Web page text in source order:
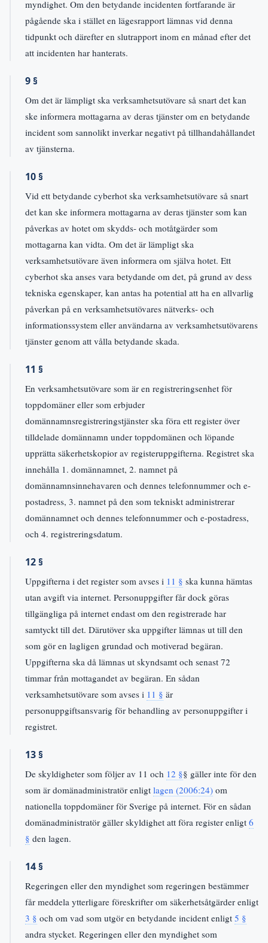
myndighet. Om den betydande incidenten fortfarande är
pågående ska i stället en lägesrapport lämnas vid denna
tidpunkt och därefter en slutrapport inom en månad efter det
att incidenten har hanterats.
9 §
Om det är lämpligt ska verksamhetsutövare så snart det kan
ske informera mottagarna av deras tjänster om en betydande
incident som sannolikt inverkar negativt på tillhandahållandet
av tjänsterna.
10 §
Vid ett betydande cyberhot ska verksamhetsutövare så snart
det kan ske informera mottagarna av deras tjänster som kan
påverkas av hotet om skydds- och motåtgärder som
mottagarna kan vidta. Om det är lämpligt ska
verksamhetsutövare även informera om själva hotet. Ett
cyberhot ska anses vara betydande om det, på grund av dess
tekniska egenskaper, kan antas ha potential att ha en allvarlig
påverkan på en verksamhetsutövares nätverks- och
informationssystem eller användarna av verksamhetsutövarens
tjänster genom att vålla betydande skada.
11 §
En verksamhetsutövare som är en registreringsenhet för
toppdomäner eller som erbjuder
domännamnsregistreringstjänster ska föra ett register över
tilldelade domännamn under toppdomänen och löpande
upprätta säkerhetskopior av registeruppgifterna. Registret ska
innehålla 1. domännamnet, 2. namnet på
domännamnsinnehavaren och dennes telefonnummer och e-
postadress, 3. namnet på den som tekniskt administrerar
domännamnet och dennes telefonnummer och e-postadress,
och 4. registreringsdatum.
12 §
Uppgifterna i det register som avses i 11 § ska kunna hämtas
utan avgift via internet. Personuppgifter får dock göras
tillgängliga på internet endast om den registrerade har
samtyckt till det. Därutöver ska uppgifter lämnas ut till den
som gör en lagligen grundad och motiverad begäran.
Uppgifterna ska då lämnas ut skyndsamt och senast 72
timmar från mottagandet av begäran. En sådan
verksamhetsutövare som avses i 11 § är
personuppgiftsansvarig för behandling av personuppgifter i
registret.
13 §
De skyldigheter som följer av 11 och 12 §§ gäller inte för den
som är domänadministratör enligt lagen (2006:24) om
nationella toppdomäner för Sverige på internet. För en sådan
domänadministratör gäller skyldighet att föra register enligt 6
§ den lagen.
14 §
Regeringen eller den myndighet som regeringen bestämmer
får meddela ytterligare föreskrifter om säkerhetsåtgärder enligt
3 § och om vad som utgör en betydande incident enligt 5 §
andra stycket. Regeringen eller den myndighet som